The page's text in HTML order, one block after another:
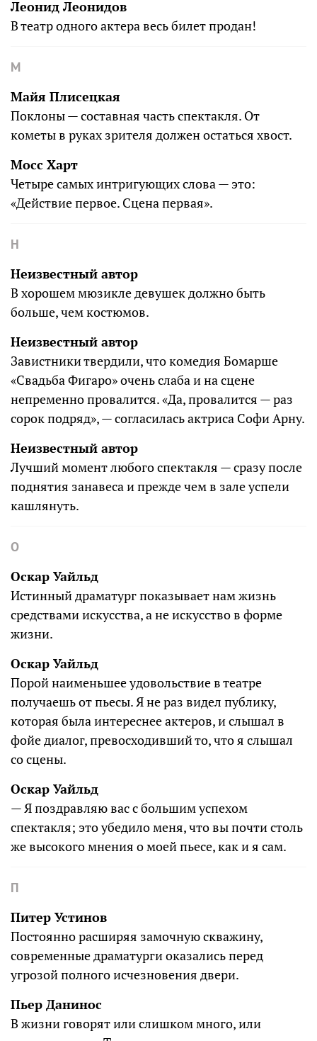
Леонид Леонидов
В театр одного актера весь билет продан!
М
Майя Плисецкая
Поклоны — составная часть спектакля. От
кометы в руках зрителя должен остаться хвост.
Мосс Харт
Четыре самых интригующих слова — это:
«Действие первое. Сцена первая».
Н
Неизвестный автор
В хорошем мюзикле девушек должно быть
больше, чем костюмов.
Неизвестный автор
Завистники твердили, что комедия Бомарше
«Свадьба Фигаро» очень слаба и на сцене
непременно провалится. «Да, провалится — раз
сорок подряд», — согласилась актриса Софи Арну.
Неизвестный автор
Лучший момент любого спектакля — сразу после
поднятия занавеса и прежде чем в зале успели
кашлянуть.
О
Оскар Уайльд
Истинный драматург показывает нам жизнь
средствами искусства, а не искусство в форме
жизни.
Оскар Уайльд
Порой наименьшее удовольствие в театре
получаешь от пьесы. Я не раз видел публику,
которая была интереснее актеров, и слышал в
фойе диалог, превосходивший то, что я слышал
со сцены.
Оскар Уайльд
— Я поздравляю вас с большим успехом
спектакля; это убедило меня, что вы почти столь
же высокого мнения о моей пьесе, как и я сам.
П
Питер Устинов
Постоянно расширяя замочную скважину,
современные драматурги оказались перед
угрозой полного исчезновения двери.
Пьер Данинос
В жизни говорят или слишком много, или